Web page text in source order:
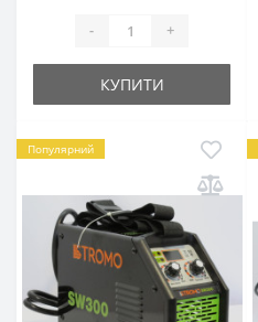
- +
КУПИТИ
Популярний